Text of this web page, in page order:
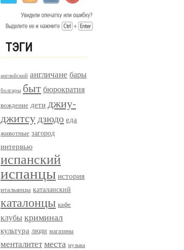
ТЭГИ
английский англичане бары
болгары бытбюрократия
вождение дети джиу-
джитсудзюдо еда
животные загород
интервью
испанский
испанцы история
итальянцы каталанский
каталонцы кафе
клубы криминал
культура люди магазины
менталитетместа музыка